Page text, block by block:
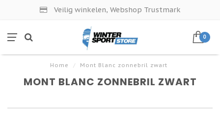
Veilig winkelen, Webshop Trustmark
0
Home / Mont Blanc zonnebril zwart
MONT BLANC ZONNEBRIL ZWART